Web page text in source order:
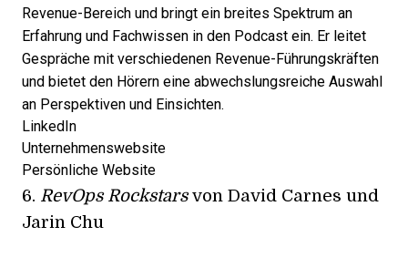
Revenue-Bereich und bringt ein breites Spektrum an
Erfahrung und Fachwissen in den Podcast ein. Er leitet
Gespräche mit verschiedenen Revenue-Führungskräften
und bietet den Hörern eine abwechslungsreiche Auswahl
an Perspektiven und Einsichten.
LinkedIn
Unternehmenswebsite
Persönliche Website
6. RevOps Rockstarsvon David Carnes und
Jarin Chu